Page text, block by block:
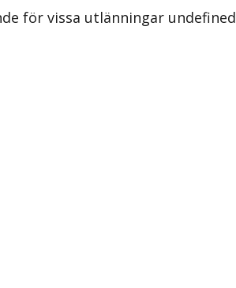
för vissa utlänningar undefined